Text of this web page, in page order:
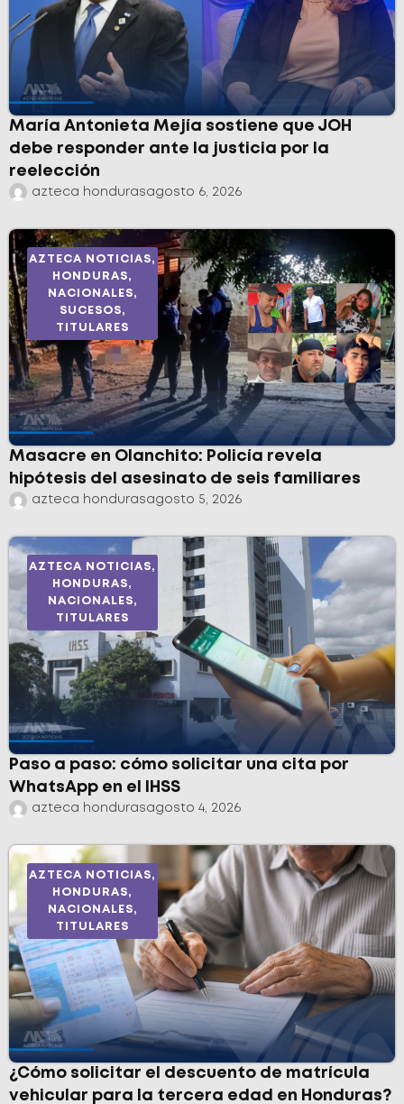
María Antonieta Mejía sostiene que JOH
debe responder ante la justicia por la
reelección
azteca hondurasagosto 6, 2026
AZTECA NOTICIAS,
HONDURAS,
NACIONALES,
SUCESOS,
TITULARES
Masacre en Olanchito: Policía revela
hipótesis del asesinato de seis familiares
azteca hondurasagosto 5, 2026
AZTECA NOTICIAS,
HONDURAS,
NACIONALES,
TITULARES
Paso a paso: cómo solicitar una cita por
WhatsApp en el IHSS
azteca hondurasagosto 4, 2026
AZTECA NOTICIAS,
HONDURAS,
NACIONALES,
TITULARES
¿Cómo solicitar el descuento de matrícula
vehicular para la tercera edad en Honduras?